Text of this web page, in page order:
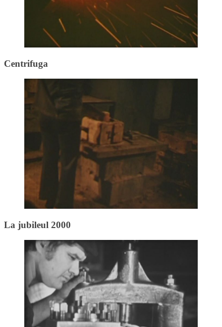
Centrifuga
La jubileul 2000